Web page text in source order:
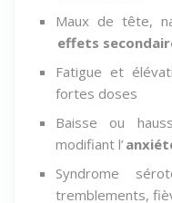
Maux de tête,
Fatigue et
Baisse ou
Syndrome